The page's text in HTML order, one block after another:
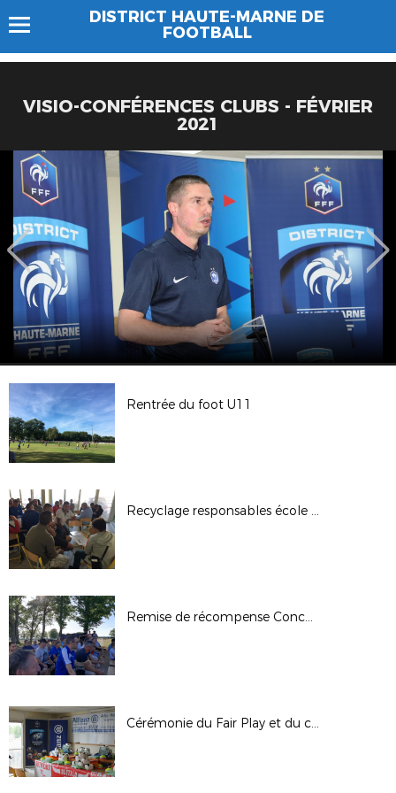
DISTRICT HAUTE-MARNE DE
FOOTBALL
VISIO-CONFÉRENCES CLUBS - FÉVRIER
2021
Rentrée du foot U11
Recyclage responsables école de foot
Remise de récompense Concours PEF 2019/2020
Cérémonie du Fair Play et du carton vert